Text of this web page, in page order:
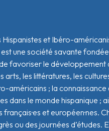
et Ibéro-
une société savante fondée
favoriser le développement
arts, les littératures, les
américains ; la connaissance
dans le monde hispanique ;
et européen·nes.
ou des journées d’études.